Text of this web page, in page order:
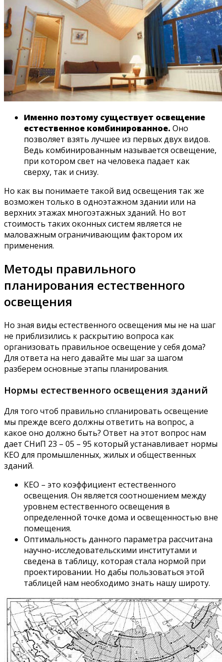
Именно поэтому существует освещение
естественное комбинированное. Оно
позволяет взять лучшее из первых двух видов.
Ведь комбинированным называется освещение,
при котором свет на человека падает как
сверху, так и снизу.
Но как вы понимаете такой вид освещения так же
возможен только в одноэтажном здании или на
верхних этажах многоэтажных зданий. Но вот
стоимость таких оконных систем является не
маловажным ограничивающим фактором их
применения.
Методы правильного
планирования естественного
освещения
Но зная виды естественного освещения мы не на шаг
не приблизились к раскрытию вопроса как
организовать правильное освещение у себя дома?
Для ответа на него давайте мы шаг за шагом
разберем основные этапы планирования.
Нормы естественного освещения зданий
Для того чтоб правильно спланировать освещение
мы прежде всего должны ответить на вопрос, а
какое оно должно быть? Ответ на этот вопрос нам
дает СНиП 23 – 05 – 95 который устанавливает нормы
КЕО для промышленных, жилых и общественных
зданий.
КЕО – это коэффициент естественного
освещения. Он является соотношением между
уровнем естественного освещения в
определенной точке дома и освещенностью вне
помещения.
Оптимальность данного параметра рассчитана
научно-исследовательскими институтами и
сведена в таблицу, которая стала нормой при
проектировании. Но дабы пользоваться этой
таблицей нам необходимо знать нашу широту.